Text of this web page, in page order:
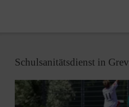
Schulsanitätsdienst in